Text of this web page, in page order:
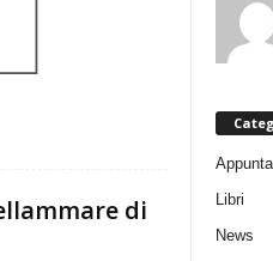
di
Libri
News